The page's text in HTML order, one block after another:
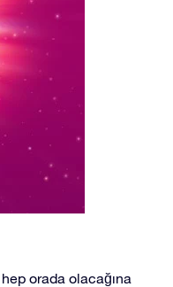
orada olacağına